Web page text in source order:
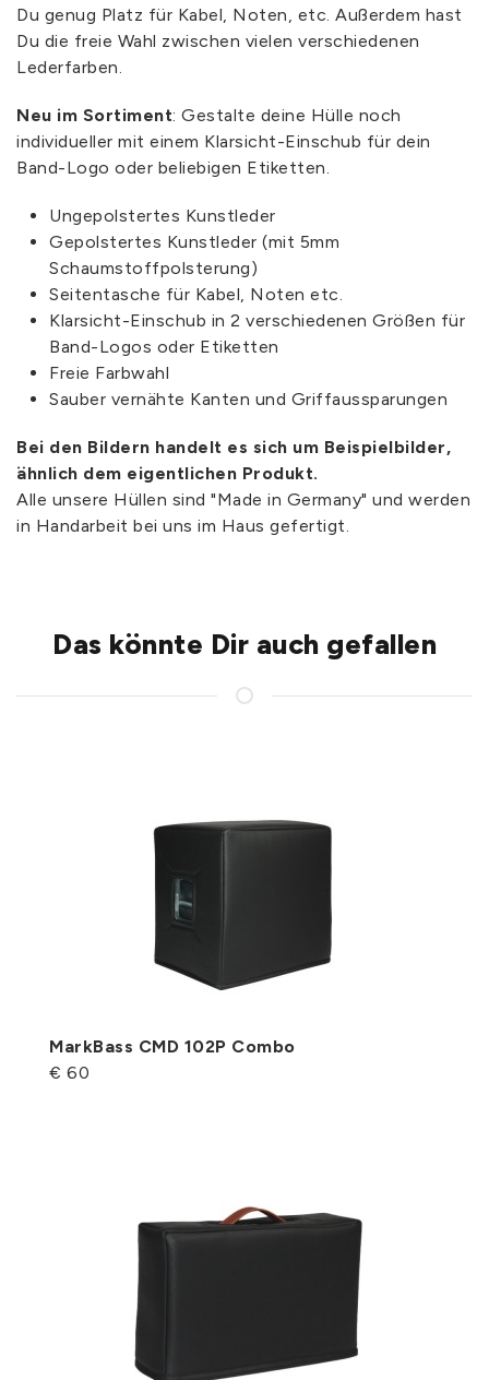
Du genug Platz für Kabel, Noten, etc. Außerdem hast
Du die freie Wahl zwischen vielen verschiedenen
Lederfarben.
Neu im Sortiment: Gestalte deine Hülle noch
individueller mit einem Klarsicht-Einschub für dein
Band-Logo oder beliebigen Etiketten.
Ungepolstertes Kunstleder
Gepolstertes Kunstleder (mit 5mm
Schaumstoffpolsterung)
Seitentasche für Kabel, Noten etc.
Klarsicht-Einschub in 2 verschiedenen Größen für
Band-Logos oder Etiketten
Freie Farbwahl
Sauber vernähte Kanten und Griffaussparungen
Bei den Bildern handelt es sich um Beispielbilder,
ähnlich dem eigentlichen Produkt.
Alle unsere Hüllen sind "Made in Germany" und werden
in Handarbeit bei uns im Haus gefertigt.
Das könnte Dir auch gefallen
MarkBass CMD 102P Combo
€ 60